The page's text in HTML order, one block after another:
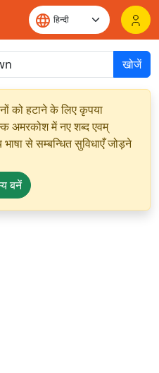
खोजें
को हटाने के लिए कृपया
अमरकोश में नए शब्द एवम्
से सम्बन्धित सुविधाएँ जोड़ने
बनें